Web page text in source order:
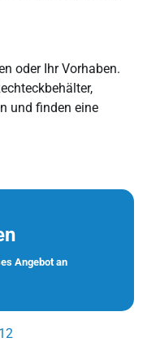
oder Ihr Vorhaben.
und finden eine
Angebot an